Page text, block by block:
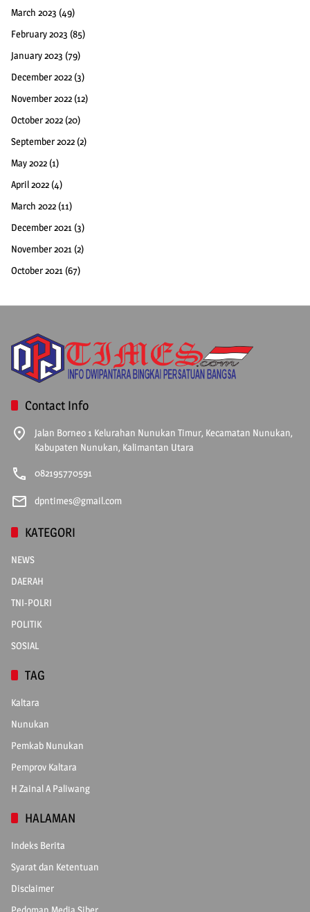
March 2023 (49)
February 2023 (85)
January 2023 (79)
December 2022 (3)
November 2022 (12)
October 2022 (20)
September 2022 (2)
May 2022 (1)
April 2022 (4)
March 2022 (11)
December 2021 (3)
November 2021 (2)
October 2021 (67)
Contact Info
Jalan Borneo 1 Kelurahan Nunukan Timur, Kecamatan Nunukan,
Kabupaten Nunukan, Kalimantan Utara
082195770591
dpntimes@gmail.com
KATEGORI
NEWS
DAERAH
TNI-POLRI
POLITIK
SOSIAL
TAG
Kaltara
Nunukan
Pemkab Nunukan
Pemprov Kaltara
H Zainal A Paliwang
HALAMAN
Indeks Berita
Syarat dan Ketentuan
Disclaimer
Pedoman Media Siber